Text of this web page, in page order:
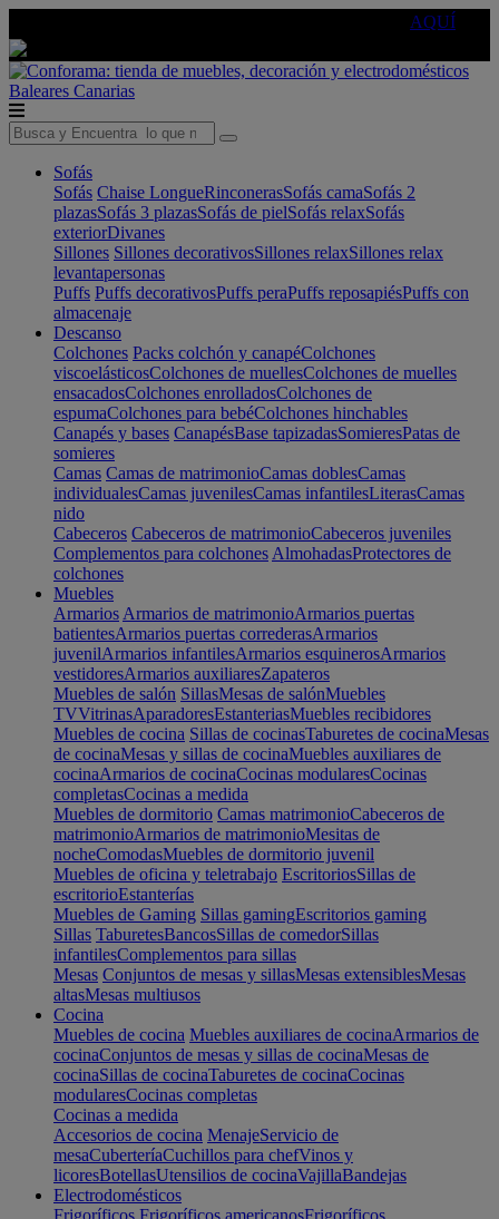
AQUÍ
Baleares Canarias
Sofás
Sofás Chaise LongueRinconerasSofás camaSofás 2
plazasSofás 3 plazasSofás de pielSofás relaxSofás
exteriorDivanes
Sillones Sillones decorativosSillones relaxSillones relax
levantapersonas
Puffs Puffs decorativosPuffs peraPuffs reposapiésPuffs con
almacenaje
Descanso
Colchones Packs colchón y canapéColchones
viscoelásticosColchones de muellesColchones de muelles
ensacadosColchones enrolladosColchones de
espumaColchones para bebéColchones hinchables
Canapés y bases CanapésBase tapizadasSomieresPatas de
somieres
Camas Camas de matrimonioCamas doblesCamas
individualesCamas juvenilesCamas infantilesLiterasCamas
nido
Cabeceros Cabeceros de matrimonioCabeceros juveniles
Complementos para colchones AlmohadasProtectores de
colchones
Muebles
Armarios Armarios de matrimonioArmarios puertas
batientesArmarios puertas correderasArmarios
juvenilArmarios infantilesArmarios esquinerosArmarios
vestidoresArmarios auxiliaresZapateros
Muebles de salón SillasMesas de salónMuebles
TVVitrinasAparadoresEstanteriasMuebles recibidores
Muebles de cocina Sillas de cocinasTaburetes de cocinaMesas
de cocinaMesas y sillas de cocinaMuebles auxiliares de
cocinaArmarios de cocinaCocinas modularesCocinas
completasCocinas a medida
Muebles de dormitorio Camas matrimonioCabeceros de
matrimonioArmarios de matrimonioMesitas de
nocheComodasMuebles de dormitorio juvenil
Muebles de oficina y teletrabajo EscritoriosSillas de
escritorioEstanterías
Muebles de Gaming Sillas gamingEscritorios gaming
Sillas TaburetesBancosSillas de comedorSillas
infantilesComplementos para sillas
Mesas Conjuntos de mesas y sillasMesas extensiblesMesas
altasMesas multiusos
Cocina
Muebles de cocina Muebles auxiliares de cocinaArmarios de
cocinaConjuntos de mesas y sillas de cocinaMesas de
cocinaSillas de cocinaTaburetes de cocinaCocinas
modularesCocinas completas
Cocinas a medida
Accesorios de cocina MenajeServicio de
mesaCuberteríaCuchillos para chefVinos y
licoresBotellasUtensilios de cocinaVajillaBandejas
Electrodomésticos
Frigoríficos Frigoríficos americanosFrigoríficos